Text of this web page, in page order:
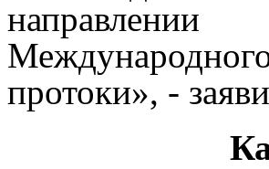
направлении
протоки», -